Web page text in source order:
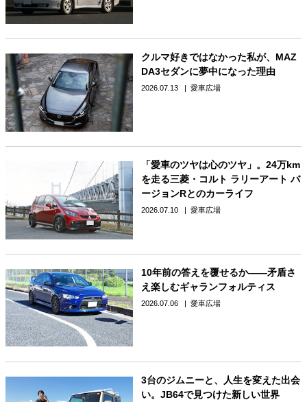
クルマ好きではなかった私が、MAZ
DA3セダンに夢中になった理由
2026.07.13 愛車広場
「愛車のツヤは心のツヤ」。24万km
を走る三菱・コルト ラリーアート バ
ージョンRとのカーライフ
2026.07.10 愛車広場
10年前の答えを覆せるか――矛盾さ
え楽しむギャランフォルティス
2026.07.06 愛車広場
3台のジムニーと、人生を変えた出会
い。JB64で見つけた新しい世界